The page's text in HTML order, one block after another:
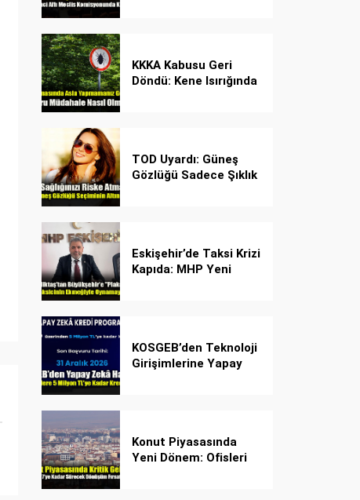
KKKA Kabusu Geri
Döndü: Kene Isırığında
TOD Uyardı: Güneş
Gözlüğü Sadece Şıklık
Eskişehir’de Taksi Krizi
Kapıda: MHP Yeni
KOSGEB’den Teknoloji
Girişimlerine Yapay
Konut Piyasasında
Yeni Dönem: Ofisleri